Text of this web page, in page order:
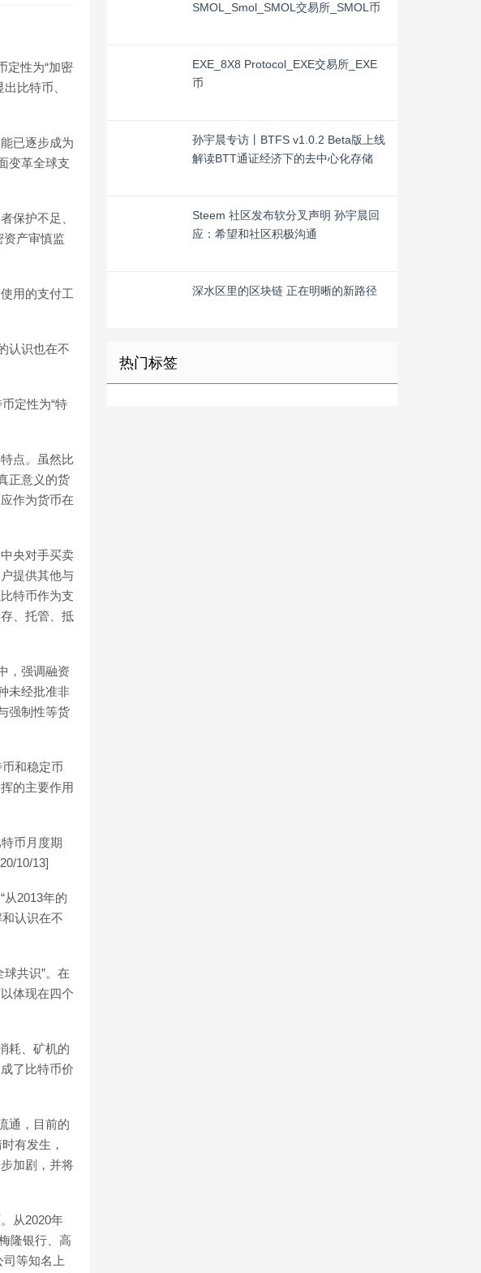
定性为“加密
比特币、
已逐步成为
变革全球支
保护不足、
产审慎监
用的支付工
认识也在不
定性为“特
点。虽然比
正意义的货
作为货币在
央对手买卖
提供其他与
特币作为支
、托管、抵
，强调融资
未经批准非
强制性等货
和稳定币
的主要作用
币月度期
10/13]
2013年的
认识在不
共识”。在
体现在四个
耗、矿机的
了比特币价
通，目前的
有发生，
加剧，并将
从2020年
隆银行、高
等知名上
SMOL_Smol_SMOL交易所_SMOL币
EXE_8X8 Protocol_EXE交易所_EXE
币
孙宇晨专访丨BTFS v1.0.2 Beta版上线
解读BTT通证经济下的去中心化存储
Steem 社区发布软分叉声明 孙宇晨回
应：希望和社区积极沟通
深水区里的区块链 正在明晰的新路径
热门标签